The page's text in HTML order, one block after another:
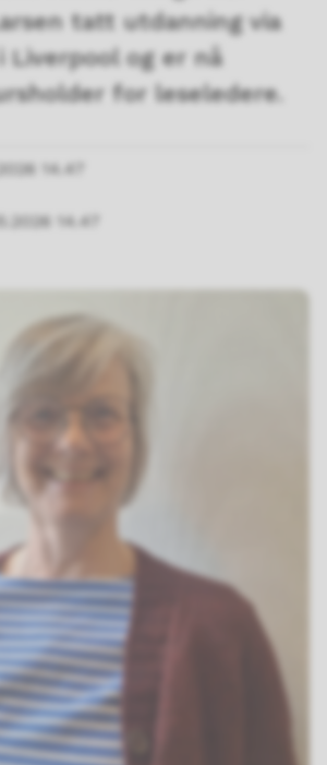
tatt utdanning via
Liverpool og er nå
for leseledere.
14.47
14.47